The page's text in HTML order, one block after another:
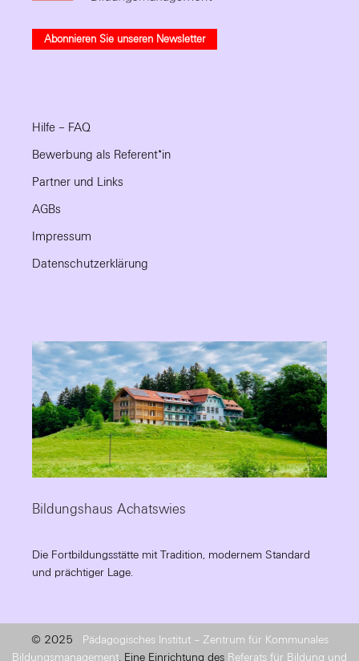
Abonnieren Sie unseren Newsletter
Hilfe – FAQ
Bewerbung als Referent*in
Partner und Links
AGBs
Impressum
Datenschutzerklärung
Bildungshaus Achatswies
Die Fortbildungsstätte mit Tradition, modernem Standard
und prächtiger Lage.
© 2025 Pädagogisches Institut – Zentrum für Kommunales
Bildungsmanagement. Eine Einrichtung des Referats für Bildung und